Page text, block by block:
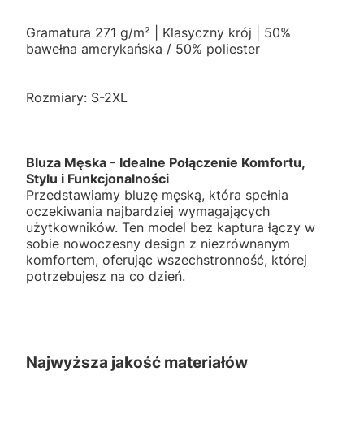
Gramatura 271 g/m² | Klasyczny krój | 50%
bawełna amerykańska / 50% poliester
Rozmiary: S-2XL
Bluza Męska - Idealne Połączenie Komfortu,
Stylu i Funkcjonalności
Przedstawiamy bluzę męską, która spełnia
oczekiwania najbardziej wymagających
użytkowników. Ten model bez kaptura łączy w
sobie nowoczesny design z niezrównanym
komfortem, oferując wszechstronność, której
potrzebujesz na co dzień.
Najwyższa jakość materiałów